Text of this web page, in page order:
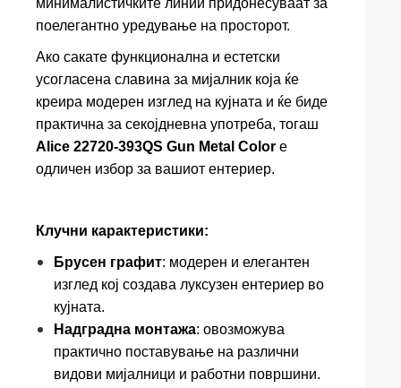
минималистичките линии придонесуваат за
поелегантно уредување на просторот.
Ако сакате функционална и естетски
усогласена славина за мијалник која ќе
креира модерен изглед на кујната и ќе биде
практична за секојдневна употреба, тогаш
Alice 22720-393QS Gun Metal Color е
одличен избор за вашиот ентериер.
Клучни карактеристики:
Брусен графит: модерен и елегантен
изглед кој создава луксузен ентериер во
кујната.
Надградна монтажа: овозможува
практично поставување на различни
видови мијалници и работни површини.